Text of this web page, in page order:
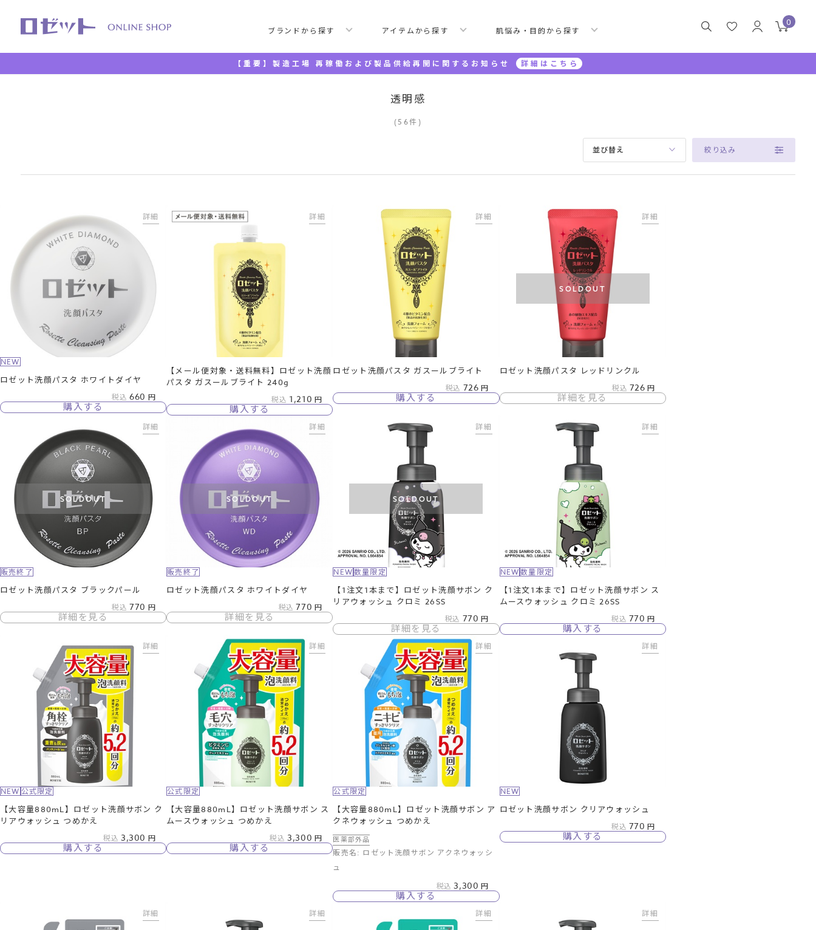
ブランドから探す アイテムから探す 肌悩み・目的から探す
0
【重要】製造工場 再稼働および製品供給再開に関するお知らせ 詳細はこちら
透明感
(56件 )
並び替え 絞り込み
詳細
NEW
ロゼット洗顔パスタ ホワイトダイヤ
税込 660
購入する
詳細
【メール便対象・送料無料】ロゼット洗顔
パスタ ガスールブライト 240g
税込 1,210
購入する
詳細
ロゼット洗顔パスタ ガスールブライト
税込 726
購入する
SOLDOUT
詳細
ロゼット洗顔パスタ レッドリンクル
税込 726
詳細を見る
SOLDOUT
詳細
販売終了
ロゼット洗顔パスタ ブラックパール
税込 770
詳細を見る
SOLDOUT
詳細
販売終了
ロゼット洗顔パスタ ホワイトダイヤ
税込 770
詳細を見る
SOLDOUT
詳細
NEW数量限定
【1注文1本まで】ロゼット洗顔サボン ク
リアウォッシュ クロミ 26SS
税込 770
詳細を見る
詳細
NEW数量限定
【1注文1本まで】ロゼット洗顔サボン ス
ムースウォッシュ クロミ 26SS
税込 770
購入する
詳細
NEW 公式限定
【大容量880mL】ロゼット洗顔サボン ク
リアウォッシュ つめかえ
税込 3,300
購入する
詳細
公式限定
【大容量880mL】ロゼット洗顔サボン ス
ムースウォッシュ つめかえ
税込 3,300
購入する
詳細
公式限定
【大容量880mL】ロゼット洗顔サボン ア
クネウォッシュ つめかえ
医薬部外品
販売名: ロゼット洗顔サボン アクネウォッシ
ュ
税込 3,300
購入する
詳細
NEW
ロゼット洗顔サボン クリアウォッシュ
税込 770
購入する
詳細 詳細 詳細 詳細